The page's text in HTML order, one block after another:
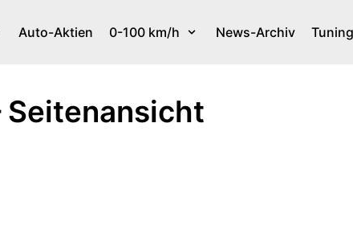
Auto-Aktien 0-100 km/h News-Archiv Tuning
Seitenansicht